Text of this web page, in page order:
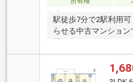
駅徒歩7分で2駅利用
らせる中古マンション
施中！！